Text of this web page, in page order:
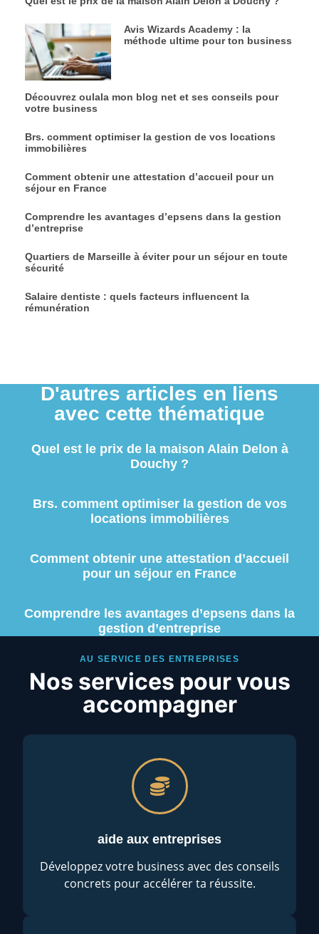
Avis Wizards Academy : la
méthode ultime pour ton business
Découvrez oulala mon blog net et ses conseils pour
votre business
Brs. comment optimiser la gestion de vos locations
immobilières
Comment obtenir une attestation d’accueil pour un
séjour en France
Comprendre les avantages d’epsens dans la gestion
d’entreprise
Quartiers de Marseille à éviter pour un séjour en toute
sécurité
Salaire dentiste : quels facteurs influencent la
rémunération
D'autres articles en liens
avec cette thématique
Quel est le prix de la maison Alain Delon à
Douchy ?
Brs. comment optimiser la gestion de vos
locations immobilières
Comment obtenir une attestation d’accueil
pour un séjour en France
Comprendre les avantages d’epsens dans la
gestion d’entreprise
AU SERVICE DES ENTREPRISES
Nos services pour vous
accompagner
aide aux entreprises
Développez votre business avec des conseils
concrets pour accélérer ta réussite.